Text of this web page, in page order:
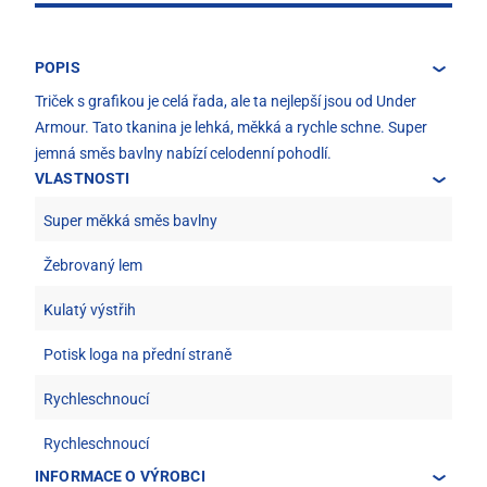
POPIS
Triček s grafikou je celá řada, ale ta nejlepší jsou od Under
Armour. Tato tkanina je lehká, měkká a rychle schne. Super
jemná směs bavlny nabízí celodenní pohodlí.
VLASTNOSTI
Super měkká směs bavlny
Žebrovaný lem
Kulatý výstřih
Potisk loga na přední straně
Rychleschnoucí
Rychleschnoucí
INFORMACE O VÝROBCI